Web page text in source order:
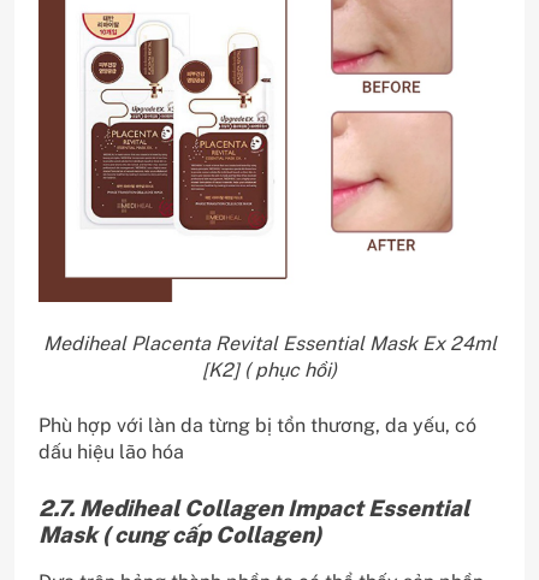
Mediheal Placenta Revital Essential Mask Ex 24ml
[K2] ( phục hồi)
Phù hợp với làn da từng bị tổn thương, da yếu, có
dấu hiệu lão hóa
2.7. Mediheal Collagen Impact Essential
Mask ( cung cấp Collagen)